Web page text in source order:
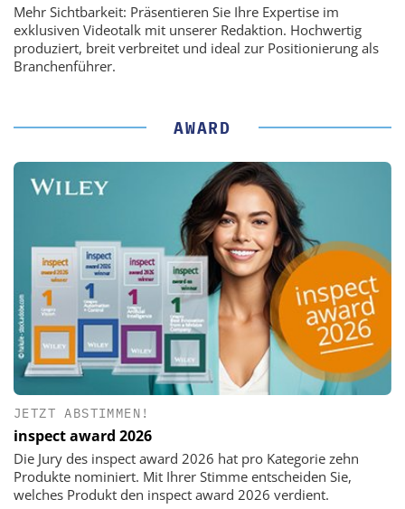
Mehr Sichtbarkeit: Präsentieren Sie Ihre Expertise im
exklusiven Videotalk mit unserer Redaktion. Hochwertig
produziert, breit verbreitet und ideal zur Positionierung als
Branchenführer.
AWARD
JETZT ABSTIMMEN!
inspect award 2026
Die Jury des inspect award 2026 hat pro Kategorie zehn
Produkte nominiert. Mit Ihrer Stimme entscheiden Sie,
welches Produkt den inspect award 2026 verdient.